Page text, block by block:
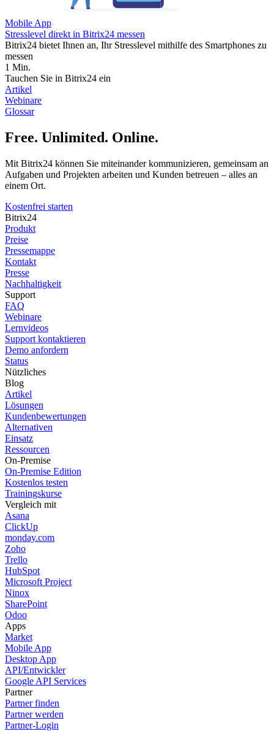
Mobile App
Stresslevel direkt in Bitrix24 messen
Bitrix24 bietet Ihnen an, Ihr Stresslevel mithilfe des Smartphones zu
messen
1 Min.
Tauchen Sie in Bitrix24 ein
Artikel
Webinare
Glossar
Free. Unlimited. Online.
Mit Bitrix24 können Sie miteinander kommunizieren, gemeinsam an
Aufgaben und Projekten arbeiten und Kunden betreuen – alles an
einem Ort.
Kostenfrei starten
Bitrix24
Produkt
Preise
Pressemappe
Kontakt
Presse
Nachhaltigkeit
Support
FAQ
Webinare
Lernvideos
Support kontaktieren
Demo anfordern
Status
Nützliches
Blog
Artikel
Lösungen
Kundenbewertungen
Alternativen
Einsatz
Ressourcen
On-Premise
On-Premise Edition
Kostenlos testen
Trainingskurse
Vergleich mit
Asana
ClickUp
monday.com
Zoho
Trello
HubSpot
Microsoft Project
Ninox
SharePoint
Odoo
Apps
Market
Mobile App
Desktop App
API/Entwickler
Google API Services
Partner
Partner finden
Partner werden
Partner-Login